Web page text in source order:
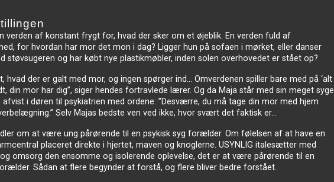
verden af konstant frygt for, hvad der sker om et øjeblik. En verden fuld af
for hvordan har mor det mon i dag? Ligger hun på sofaen i mørket, eller danser
støvsugeren og har købt nye plastikmøbler, inden solen overhovedet er stået op?
hvad der er galt med mor, og ingen spørger ind… Omverdenen spiller bare med på ‘alt
din mor har dig”, siger hendes fortravlede lærer. Og da Maja står med sin meget syge
afvist i døren til psykiatrien med ordene: ”Desværre, du må tage din mor med hjem
Selv Majas bedste ven ved ikke, hvor svært det faktisk er…
om at være ung pårørende til en psykisk syg forælder. Om følelsen af at have en
placeret direkte i hjertet, maven og knoglerne. USYNLIG italesætter med
omsorg den ensomme og isolerende oplevelse, det er at være pårørende til en
Sådan at flere begynder at forstå, og flere bliver bedre forstået.